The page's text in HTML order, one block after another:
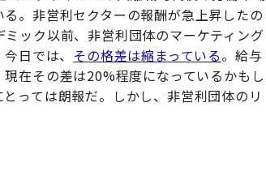
。非営利セクターの報酬が急上昇したの
ック以前、非営利団体のマーケティング
日では、 その格差は縮まっている。給与
在その差は20%程度になっているかもし
っては朗報だ。しかし、非営利団体のリ